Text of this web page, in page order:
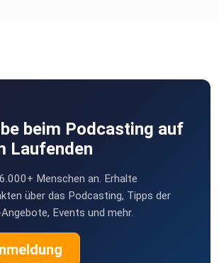
beim Podcasting auf
Laufenden
Menschen an. Erhalte
über das Podcasting, Tipps der
Events und mehr.